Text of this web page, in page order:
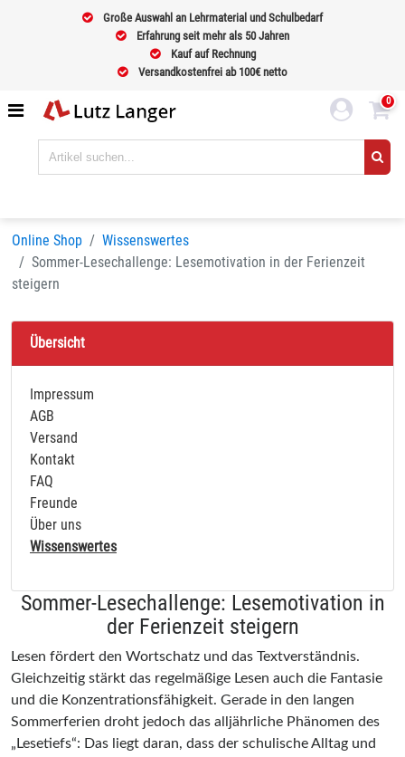
Große Auswahl an Lehrmaterial und Schulbedarf
Erfahrung seit mehr als 50 Jahren
Kauf auf Rechnung
Versandkostenfrei ab 100€ netto
0
Online Shop
Wissenswertes
Sommer-Lesechallenge: Lesemotivation in der Ferienzeit
steigern
Übersicht
Impressum
AGB
Versand
Kontakt
FAQ
Freunde
Über uns
Wissenswertes
Sommer-Lesechallenge: Lesemotivation in
der Ferienzeit steigern
Lesen fördert den Wortschatz und das Textverständnis.
Gleichzeitig stärkt das regelmäßige Lesen auch die Fantasie
und die Konzentrationsfähigkeit. Gerade in den langen
Sommerferien droht jedoch das alljährliche Phänomen des
„Lesetiefs“: Das liegt daran, dass der schulische Alltag und